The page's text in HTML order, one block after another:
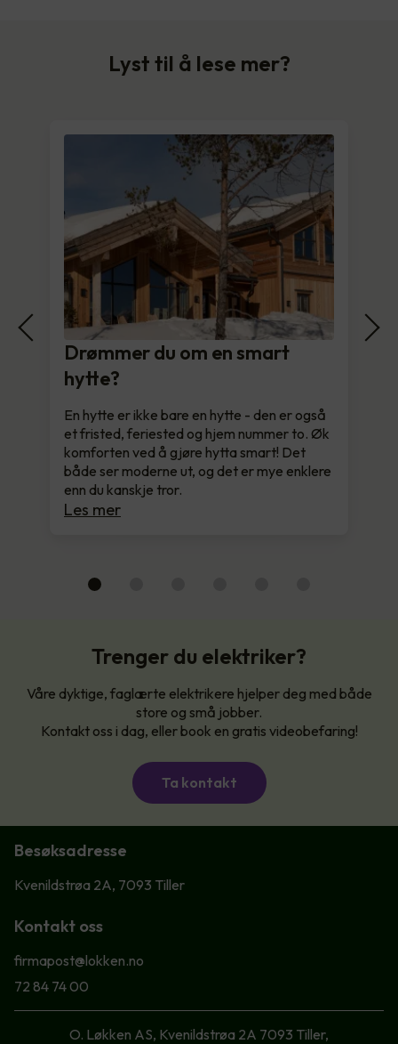
Lyst til å lese mer?
Drømmer du om en smart
hytte?
En hytte er ikke bare en hytte - den er også
et fristed, feriested og hjem nummer to. Øk
komforten ved å gjøre hytta smart! Det
både ser moderne ut, og det er mye enklere
enn du kanskje tror.
Les mer
Trenger du elektriker?
Våre dyktige, faglærte elektrikere hjelper deg med både
store og små jobber.
Kontakt oss i dag, eller book en gratis videobefaring!
Ta kontakt
Besøksadresse
Kvenildstrøa 2A, 7093 Tiller
Kontakt oss
firmapost@lokken.no
72 84 74 00
O. Løkken AS, Kvenildstrøa 2A 7093 Tiller,